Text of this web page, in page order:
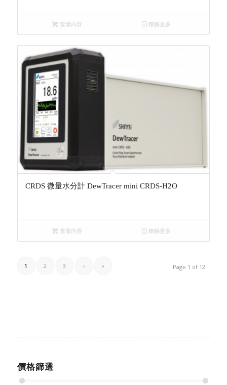
查看內容 瞭解更多
CRDS 微量水分計 DewTracer mini CRDS-H2O
查看內容 瞭解更多
Page 1 of 12
1 2 3 › »
價格篩選